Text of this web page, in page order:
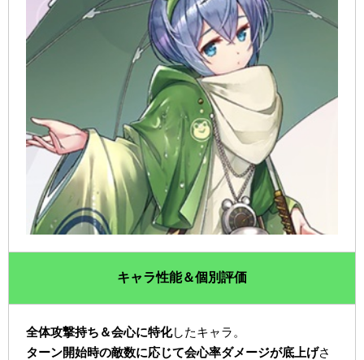
キャラ性能＆個別評価
全体攻撃持ち＆会心に特化したキャラ。
ターン開始時の敵数に応じて会心率ダメージが底上げさ